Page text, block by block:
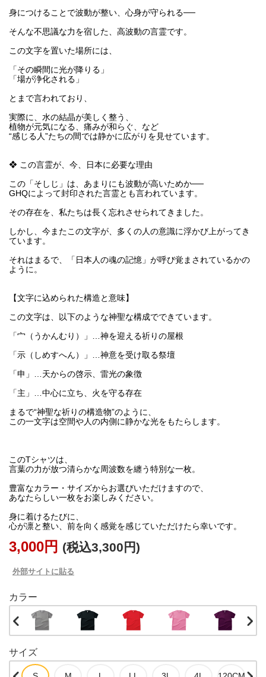
身につけることで波動が整い、心身が守られる──
そんな不思議な力を宿した、高波動の言霊です。
この文字を置いた場所には、
「その瞬間に光が降りる」
「場が浄化される」
とまで言われており、
実際に、水の結晶が美しく整う、
植物が元気になる、痛みが和らぐ、など
“感じる人”たちの間では静かに広がりを見せています。
❖ この言霊が、今、日本に必要な理由
この「そしじ」は、あまりにも波動が高いためか──
GHQによって封印された言霊とも言われています。
その存在を、私たちは長く忘れさせられてきました。
しかし、今またこの文字が、多くの人の意識に浮かび上がってき
ています。
それはまるで、「日本人の魂の記憶」が呼び覚まされているかの
ように。
【文字に込められた構造と意味】
この文字は、以下のような神聖な構成でできています。
「宀（うかんむり）」…神を迎える祈りの屋根
「示（しめすへん）」…神意を受け取る祭壇
「申」…天からの啓示、雷光の象徴
「主」…中心に立ち、火を守る存在
まるで“神聖な祈りの構造物”のように、
この一文字は空間や人の内側に静かな光をもたらします。
このTシャツは、
言葉の力が放つ清らかな周波数を纏う特別な一枚。
豊富なカラー・サイズからお選びいただけますので、
あなたらしい一枚をお楽しみください。
身に着けるたびに、
3,000円 (税込3,300円)
外部サイトに貼る
カラー
サイズ